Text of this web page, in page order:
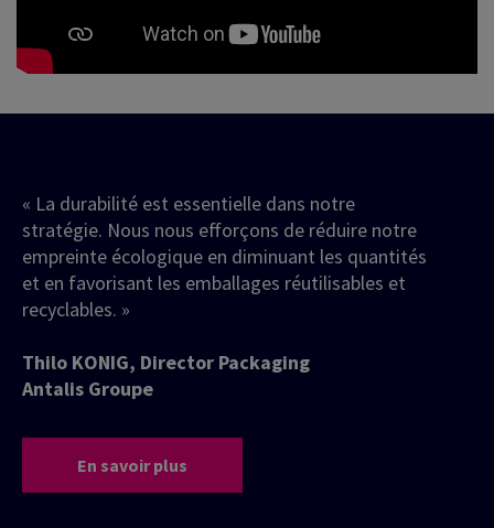
« La durabilité est essentielle dans notre
stratégie. Nous nous efforçons de réduire notre
empreinte écologique en diminuant les quantités
et en favorisant les emballages réutilisables et
recyclables. »
Thilo KONIG, Director Packaging
Antalis Groupe
En savoir plus